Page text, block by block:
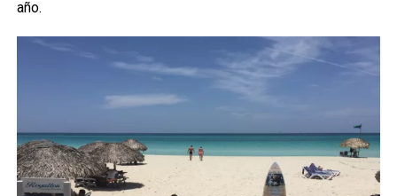
año.